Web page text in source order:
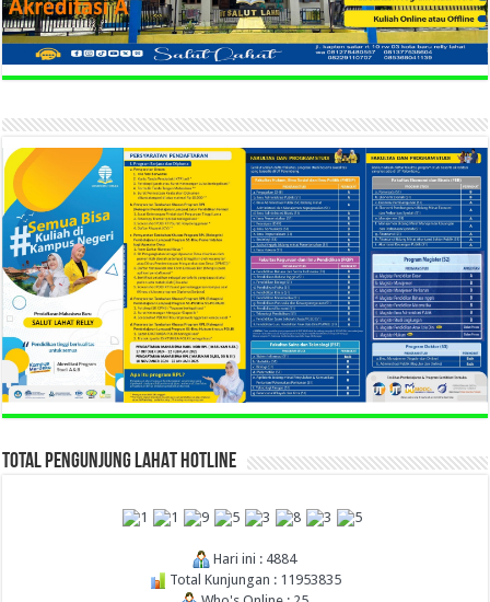
TOTAL PENGUNJUNG LAHAT HOTLINE
Hari ini : 4884
Total Kunjungan : 11953835